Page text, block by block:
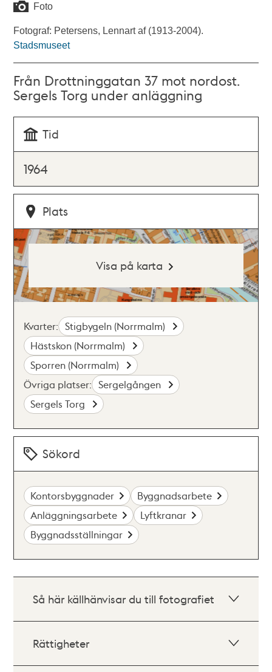
Foto
Fotograf: Petersens, Lennart af (1913-2004).
Stadsmuseet
Från Drottninggatan 37 mot nordost.
Sergels Torg under anläggning
Tid
1964
Plats
Visa på karta
Kvarter: Stigbygeln (Norrmalm)
Hästskon (Norrmalm)
Sporren (Norrmalm)
Övriga platser: Sergelgången
Sergels Torg
Sökord
Kontorsbyggnader
Byggnadsarbete
Anläggningsarbete
Lyftkranar
Byggnadsställningar
Så här källhänvisar du till fotografiet
Rättigheter